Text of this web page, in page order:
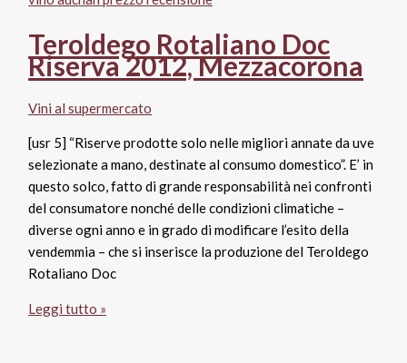
2013,
Cesarini
Sforza
Teroldego Rotaliano Doc
Riserva 2012, Mezzacorona
Vini al supermercato
[usr 5] “Riserve prodotte solo nelle migliori annate da uve
selezionate a mano, destinate al consumo domestico”. E’ in
questo solco, fatto di grande responsabilità nei confronti
del consumatore nonché delle condizioni climatiche –
diverse ogni anno e in grado di modificare l’esito della
vendemmia – che si inserisce la produzione del Teroldego
Rotaliano Doc
Teroldego
Leggi tutto »